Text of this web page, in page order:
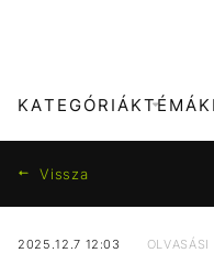
KATEGÓRIÁKTÉMÁK
Vissza
2025.12.7 12:03